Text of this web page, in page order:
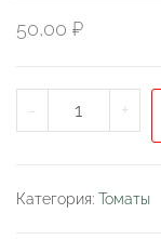
50,00 ₽
-
Количество
товара
Бычье
+
Категория: Томаты